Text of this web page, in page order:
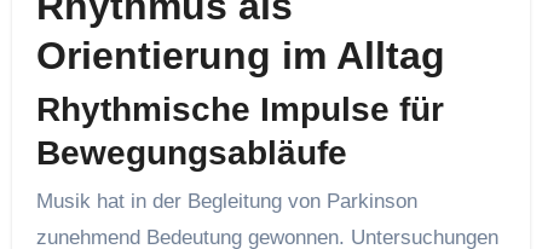
Orientierung im Alltag
Rhythmische Impulse für
Bewegungsabläufe
Musik hat in der Begleitung von Parkinson
zunehmend Bedeutung gewonnen. Untersuchungen